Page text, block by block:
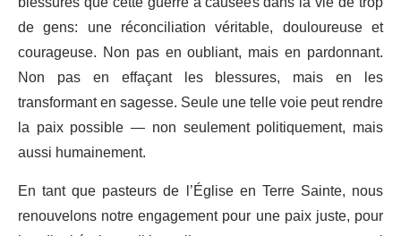
de gens: une réconciliation véritable, douloureuse et
courageuse. Non pas en oubliant, mais en pardonnant.
Non pas en effaçant les blessures, mais en les
transformant en sagesse. Seule une telle voie peut rendre
la paix possible — non seulement politiquement, mais
aussi humainement.
En tant que pasteurs de l’Église en Terre Sainte, nous
renouvelons notre engagement pour une paix juste, pour